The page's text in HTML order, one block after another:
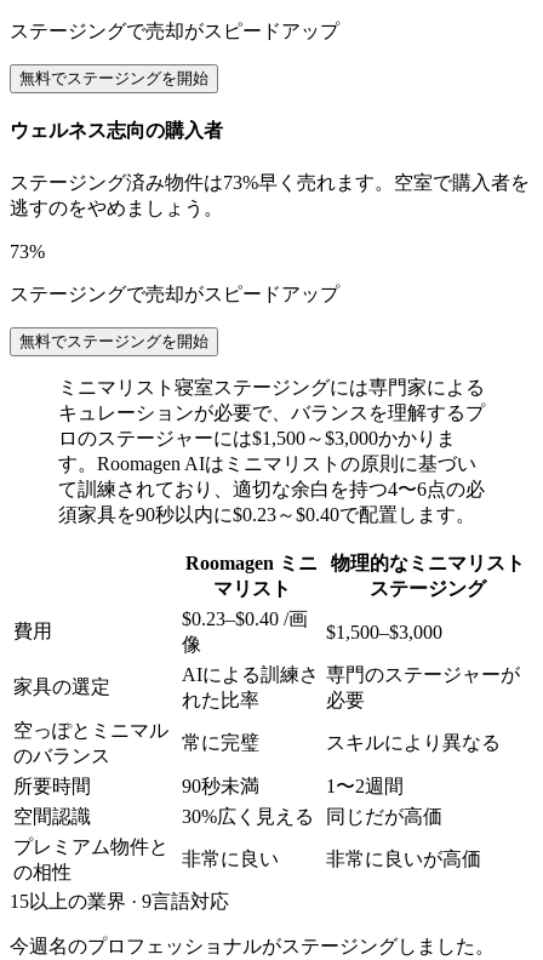
ステージングで売却がスピードアップ
無料でステージングを開始
ウェルネス志向の購入者
ステージング済み物件は73%早く売れます。空室で購入者を
逃すのをやめましょう。
73%
ステージングで売却がスピードアップ
無料でステージングを開始
ミニマリスト寝室ステージングには専門家による
キュレーションが必要で、バランスを理解するプ
ロのステージャーには$1,500～$3,000かかりま
す。Roomagen AIはミニマリストの原則に基づい
て訓練されており、適切な余白を持つ4〜6点の必
須家具を90秒以内に$0.23～$0.40で配置します。
Roomagen ミニ
マリスト
物理的なミニマリスト
ステージング
費用
$0.23–$0.40 /画
像
$1,500–$3,000
家具の選定
AIによる訓練さ
れた比率
専門のステージャーが
必要
空っぽとミニマル
のバランス
常に完璧 スキルにより異なる
所要時間 90秒未満
1〜2週間
空間認識
30%広く見える
同じだが高価
プレミアム物件と
の相性
非常に良い 非常に良いが高価
15以上の業界 · 9言語対応
今週名のプロフェッショナルがステージングしました。